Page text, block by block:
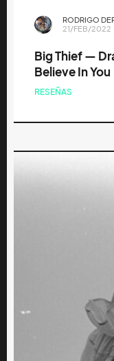
RODRIGO
21/FEB/2022
Big Thief —
Believe In You
RESEÑAS